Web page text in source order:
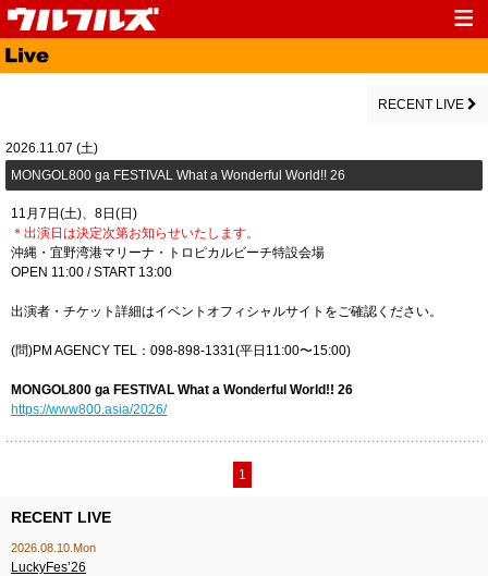
Top
Profile
Fanclub Goods
Contact
RECENT LIVE
2026.11.07 (土)
MONGOL800 ga FESTIVAL What a Wonderful World!! 26
11月7日(土)、8日(日)
＊出演日は決定次第お知らせいたします。
沖縄・宜野湾港マリーナ・トロピカルビーチ特設会場
OPEN 11:00 / START 13:00
出演者・チケット詳細はイベントオフィシャルサイトをご確認ください。
(問)PM AGENCY TEL：098-898-1331(平日11:00〜15:00)
MONGOL800 ga FESTIVAL What a Wonderful World!! 26
https://www800.asia/2026/
1
RECENT LIVE
2026.08.10.Mon
LuckyFes’26